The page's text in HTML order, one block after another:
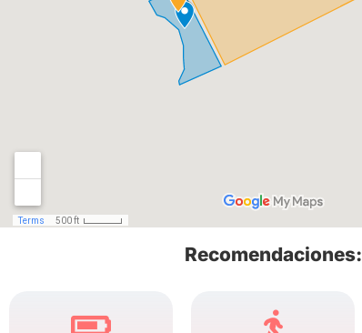
Recomendaciones: